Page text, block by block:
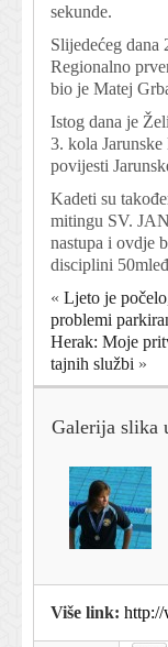
sekunde.
Slijedećeg
Regionalno
bio je Matej
Istog dana je
3. kola
povijesti
Kadeti su
mitingu SV.
nastupa i ovdje
disciplini
« Ljeto je
problemi
Herak: Moje
tajnih službi »
Galerija slika
Više link: